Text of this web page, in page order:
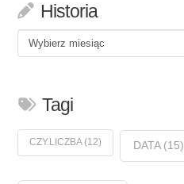
Historia
Historia
Tagi
CZY.LICZBA(12) DATA(15)